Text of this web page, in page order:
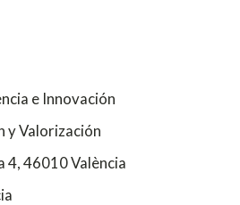
e Innovación
y Valorización
4,46010 València